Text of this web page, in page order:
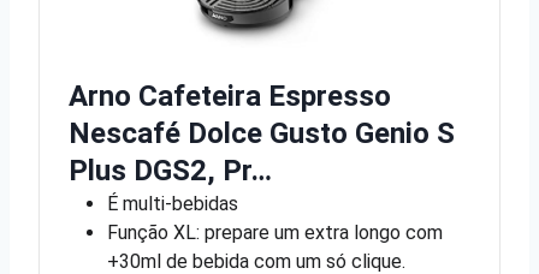
Arno Cafeteira Espresso
Nescafé Dolce Gusto Genio S
Plus DGS2, Pr…
É multi-bebidas
Função XL: prepare um extra longo com
+30ml de bebida com um só clique.